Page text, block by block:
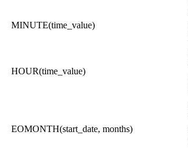
MINUTE(time_value)
HOUR(time_value)
EOMONTH(start_date, months)